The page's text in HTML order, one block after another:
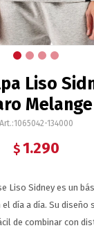
Liso
Melange
1065042-134000
$ 1.290
Liso Sidney es un
día a día. Su
de combinar con